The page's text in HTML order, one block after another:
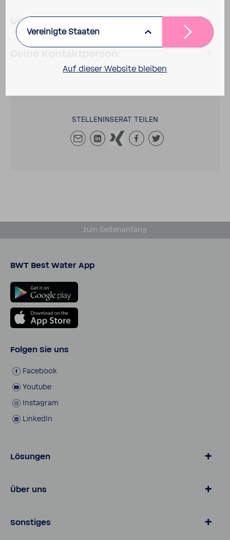
Unser Angebot:
STEL­LEN­IN­SERAT TEILEN
zum Seiten­an­fang
BWT Best Water App
Folgen Sie uns
Face­book
Youtube
Insta­gram
LinkedIn
Lösungen
Produkte für zu Hause
Online­shop
Über uns
Karriere
Sonstiges
Vereinigte Staaten
Auf dieser Website bleiben